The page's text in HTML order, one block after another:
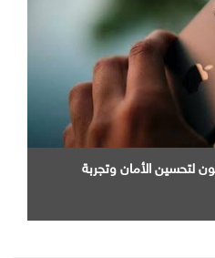
الأمان وتجربة